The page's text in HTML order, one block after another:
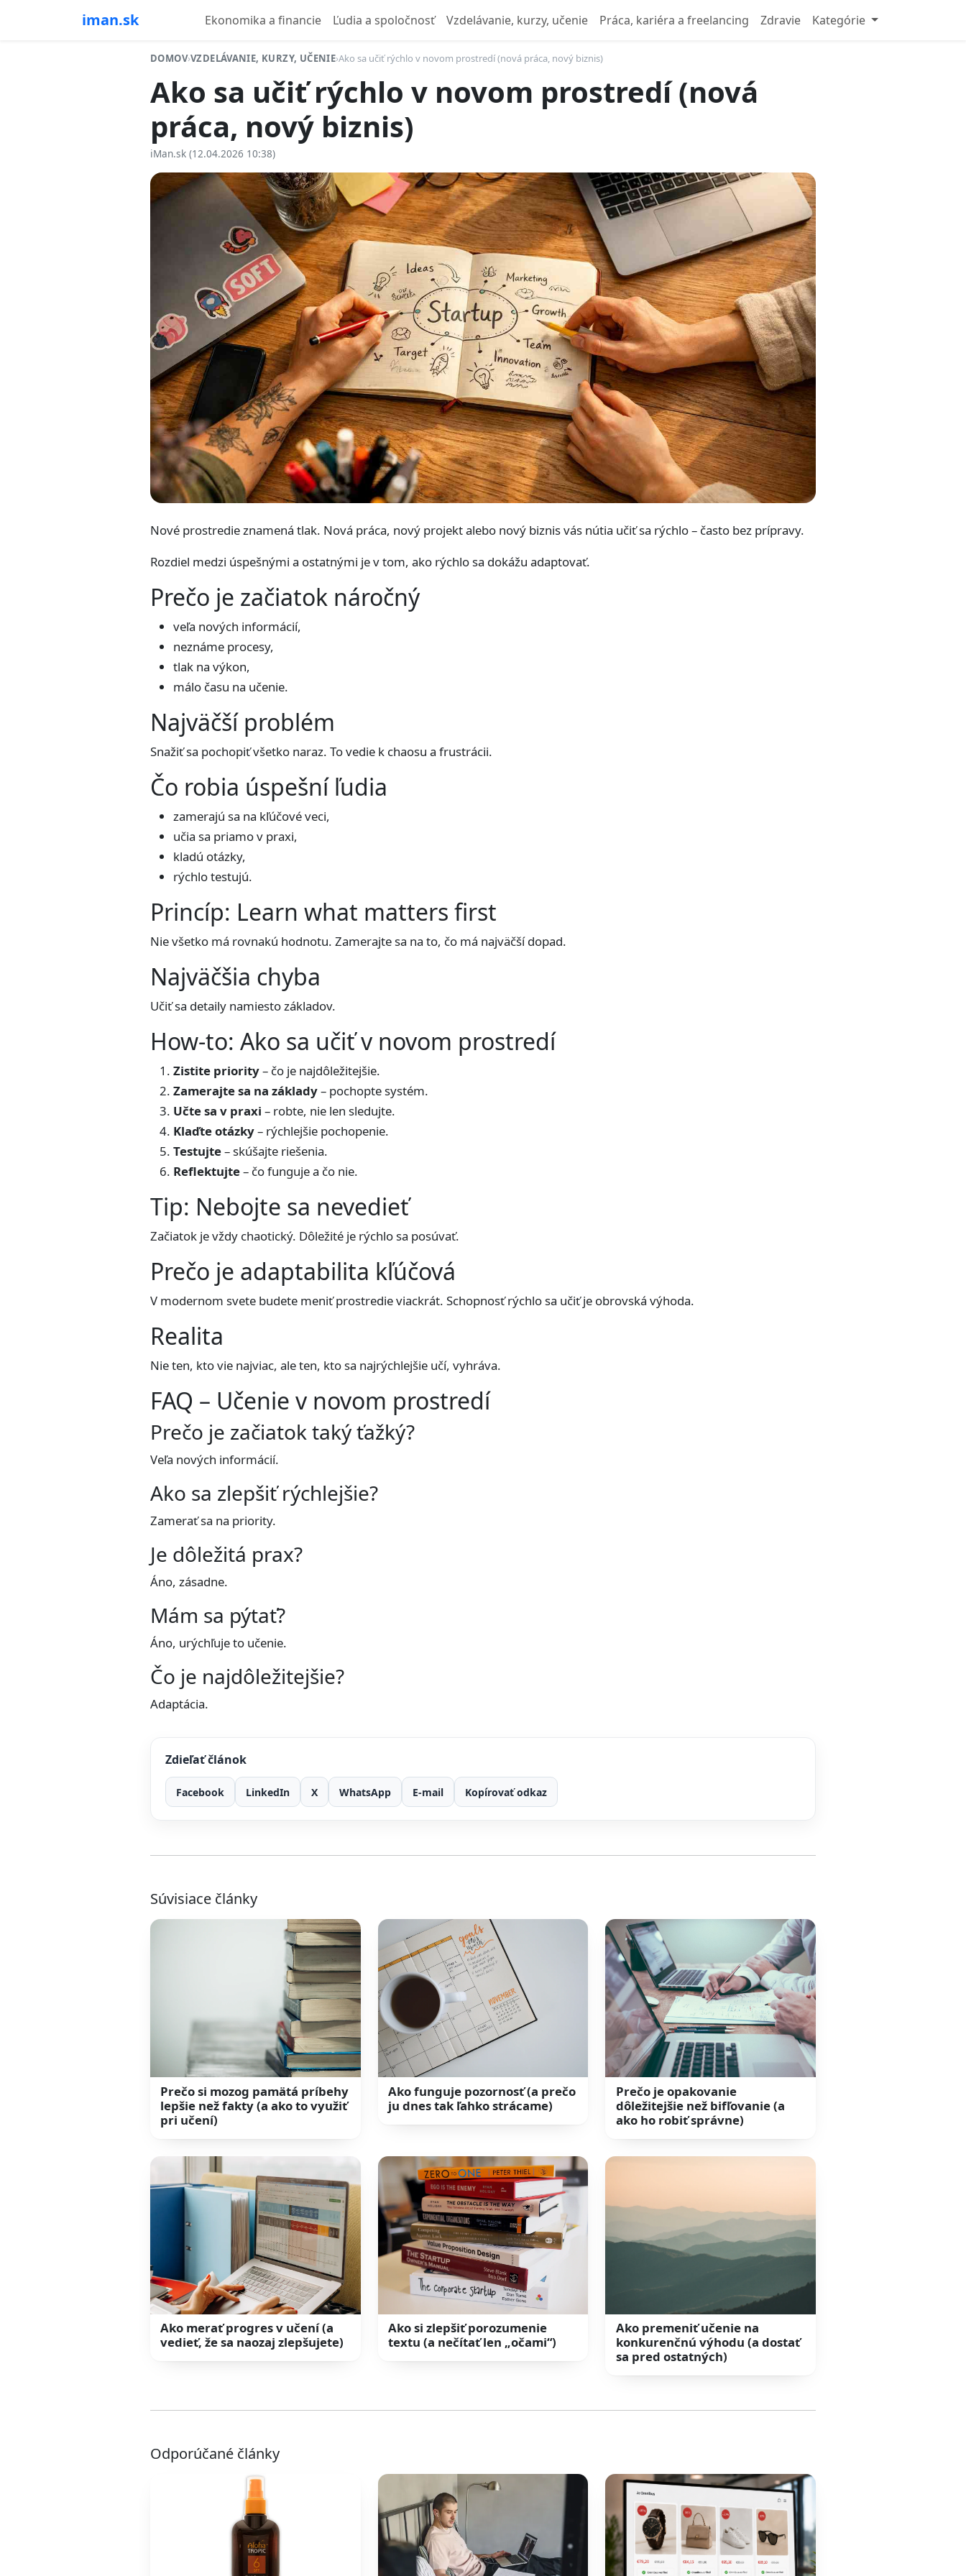
iman.sk Ekonomika a financie Ľudia a spoločnosť Vzdelávanie, kurzy, učenie Práca, kariéra a freelancing Zdravie Kategórie
DOMOV›VZDELÁVANIE, KURZY, UČENIE›Ako sa učiť rýchlo v novom prostredí (nová práca, nový biznis)
Ako sa učiť rýchlo v novom prostredí (nová
práca, nový biznis)
iMan.sk (12.04.2026 10:38)
Nové prostredie znamená tlak. Nová práca, nový projekt alebo nový biznis vás nútia učiť sa rýchlo – často bez prípravy.
Rozdiel medzi úspešnými a ostatnými je v tom, ako rýchlo sa dokážu adaptovať.
Prečo je začiatok náročný
veľa nových informácií,
neznáme procesy,
tlak na výkon,
málo času na učenie.
Najväčší problém
Snažiť sa pochopiť všetko naraz. To vedie k chaosu a frustrácii.
Čo robia úspešní ľudia
zamerajú sa na kľúčové veci,
učia sa priamo v praxi,
kladú otázky,
rýchlo testujú.
Princíp: Learn what matters first
Nie všetko má rovnakú hodnotu. Zamerajte sa na to, čo má najväčší dopad.
Najväčšia chyba
Učiť sa detaily namiesto základov.
How-to: Ako sa učiť v novom prostredí
Zistite priority– čo je najdôležitejšie.
Zamerajte sa na základy– pochopte systém.
Učte sa v praxi – robte, nie len sledujte.
Klaďte otázky– rýchlejšie pochopenie.
Testujte– skúšajte riešenia.
Reflektujte– čo funguje a čo nie.
Tip: Nebojte sa nevedieť
Začiatok je vždy chaotický. Dôležité je rýchlo sa posúvať.
Prečo je adaptabilita kľúčová
V modernom svete budete meniť prostredie viackrát. Schopnosť rýchlo sa učiť je obrovská výhoda.
Realita
Nie ten, kto vie najviac, ale ten, kto sa najrýchlejšie učí, vyhráva.
FAQ – Učenie v novom prostredí
Prečo je začiatok taký ťažký?
Veľa nových informácií.
Ako sa zlepšiť rýchlejšie?
Zamerať sa na priority.
Je dôležitá prax?
Áno, zásadne.
Mám sa pýtať?
Áno, urýchľuje to učenie.
Čo je najdôležitejšie?
Adaptácia.
Zdieľať článok
Facebook LinkedIn X WhatsApp E-mail Kopírovať odkaz
Súvisiace články
Prečo si mozog pamätá príbehy
lepšie než fakty (a ako to využiť
pri učení)
Ako funguje pozornosť (a prečo
ju dnes tak ľahko strácame)
Prečo je opakovanie
dôležitejšie než bifľovanie (a
ako ho robiť správne)
Ako merať progres v učení (a
vedieť, že sa naozaj zlepšujete)
Ako si zlepšiť porozumenie
textu (a nečítať len „očami“)
Ako premeniť učenie na
konkurenčnú výhodu (a dostať
sa pred ostatných)
Odporúčané články